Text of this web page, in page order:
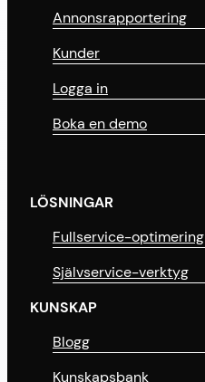
Annonsrapportering
Kunder
Logga in
Boka en demo
LÖSNINGAR
Fullservice-optimering
Självservice-verktyg
KUNSKAP
Blogg
Kunskapsbank